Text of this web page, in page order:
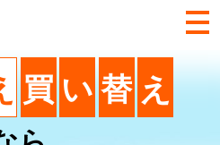
買 い替 え